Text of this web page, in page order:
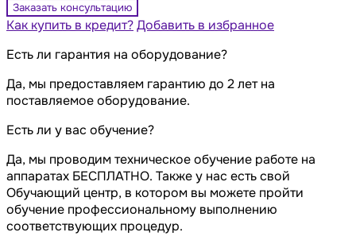
Заказать консультацию
Как купить в кредит?Добавить в избранное
Есть ли гарантия на оборудование?
Да, мы предоставляем гарантию до 2 лет на
поставляемое оборудование.
Есть ли у вас обучение?
Да, мы проводим техническое обучение работе на
аппаратах БЕСПЛАТНО. Также у нас есть свой
Обучающий центр, в котором вы можете пройти
обучение профессиональному выполнению
соответствующих процедур.